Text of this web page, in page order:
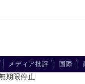
メディア批評 国際
期限停止